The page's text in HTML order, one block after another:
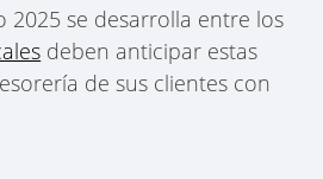
2025 se desarrolla entre los
deben anticipar estas
de sus clientes con